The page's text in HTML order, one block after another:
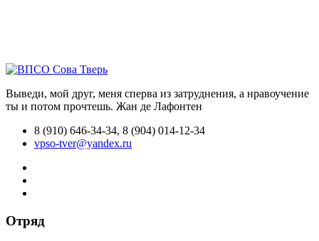
Выведи, мой друг, меня сперва из затруднения, а нравоучение
ты и потом прочтешь. Жан де Лафонтен
8 (910) 646-34-34, 8 (904) 014-12-34
vpso-tver@yandex.ru
Отряд